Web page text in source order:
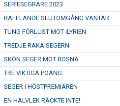
SERIESEGRARE 2023
RAFFLANDE SLUTOMGÅNG VÄNTAR
TUNG FÖRLUST MOT ILYRIEN
TREDJE RAKA SEGERN
SKÖN SEGER MOT BOSNA
TRE VIKTIGA POÄNG
SEGER I HÖSTPREMIÄREN
EN HALVLEK RÄCKTE INTE!